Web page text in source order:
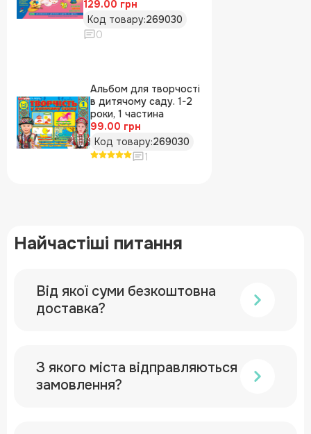
129.00 грн
Код товару:269030
0
Альбом для творчості
в дитячому саду. 1-2
роки, 1 частина
99.00 грн
Код товару:269030
1
Найчастіші питання
Від якої суми безкоштовна
доставка?
З якого міста відправляються
замовлення?